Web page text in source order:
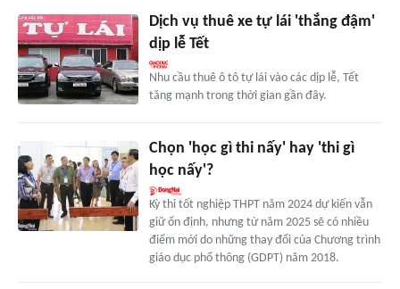
Dịch vụ thuê xe tự lái 'thắng đậm'
dịp lễ Tết
Nhu cầu thuê ô tô tự lái vào các dịp lễ, Tết
tăng mạnh trong thời gian gần đây.
Chọn 'học gì thi nấy' hay 'thi gì
học nấy'?
Kỳ thi tốt nghiệp THPT năm 2024 dự kiến vẫn
giữ ổn định, nhưng từ năm 2025 sẽ có nhiều
điểm mới do những thay đổi của Chương trình
giáo dục phổ thông (GDPT) năm 2018.